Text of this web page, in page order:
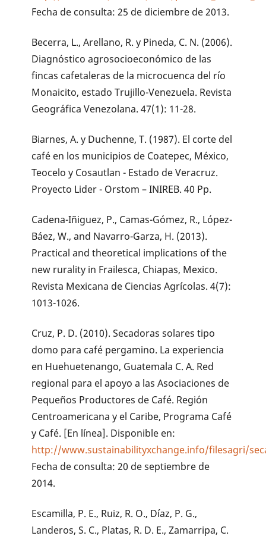
Fecha de consulta: 25 de diciembre de 2013.
Becerra, L., Arellano, R. y Pineda, C. N. (2006).
Diagnóstico agrosocioeconómico de las
fincas cafetaleras de la microcuenca del río
Monaicito, estado Trujillo-Venezuela. Revista
Geográfica Venezolana. 47(1): 11-28.
Biarnes, A. y Duchenne, T. (1987). El corte del
café en los municipios de Coatepec, México,
Teocelo y Cosautlan - Estado de Veracruz.
Proyecto Lider - Orstom – INIREB. 40 Pp.
Cadena-Iñiguez, P., Camas-Gómez, R., López-
Báez, W., and Navarro-Garza, H. (2013).
Practical and theoretical implications of the
new rurality in Frailesca, Chiapas, Mexico.
Revista Mexicana de Ciencias Agrícolas. 4(7):
1013-1026.
Cruz, P. D. (2010). Secadoras solares tipo
domo para café pergamino. La experiencia
en Huehuetenango, Guatemala C. A. Red
regional para el apoyo a las Asociaciones de
Pequeños Productores de Café. Región
Centroamericana y el Caribe, Programa Café
y Café. [En línea]. Disponible en:
http://www.sustainabilityxchange.info/filesagri/
Fecha de consulta: 20 de septiembre de
2014.
Escamilla, P. E., Ruiz, R. O., Díaz, P. G.,
Landeros, S. C., Platas, R. D. E., Zamarripa, C.